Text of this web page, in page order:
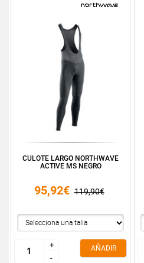
CULOTE LARGO NORTHWAVE
ACTIVE MS NEGRO
95,92€ 119,90€
+
-
+
-
AÑADIR